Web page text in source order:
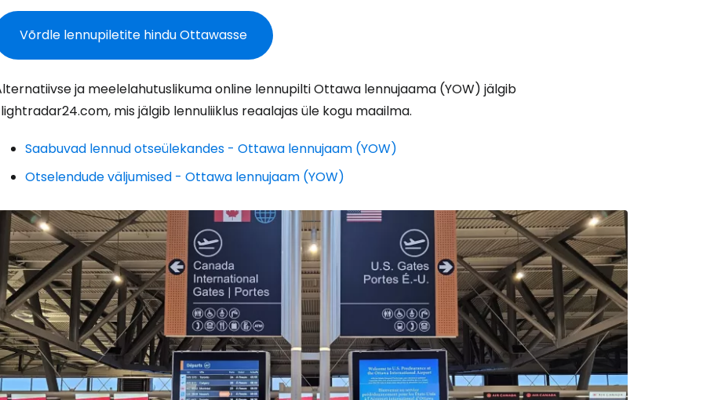
Võrdle lennupiletite hindu Ottawasse
ja meelelahutuslikuma online lennupilti Ottawa lennujaama (YOW) jälgib
mis jälgib lennuliiklus reaalajas üle kogu maailma.
Saabuvad lennud otseülekandes - Ottawa lennujaam (YOW)
Otselendude väljumised - Ottawa lennujaam (YOW)
Logi sisse Cestee'sse
... ülemaailmne reisikogukond
Jätka Google'iga
Jätka Facebookiga
Jätkake e-kirjaga